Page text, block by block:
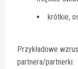
krótkie,
Przykładowe
partnera/partnerki: